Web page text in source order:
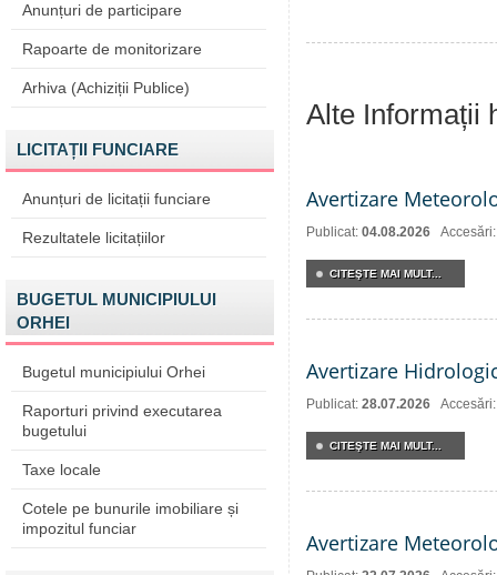
Anunțuri de participare
Rapoarte de monitorizare
Arhiva (Achiziții Publice)
LICITAȚII FUNCIARE
Anunțuri de licitații funciare
Rezultatele licitațiilor
BUGETUL MUNICIPIULUI
ORHEI
Bugetul municipiului Orhei
Raporturi privind executarea
bugetului
Taxe locale
Cotele pe bunurile imobiliare și
impozitul funciar
Alte Informații
Avertizare
Publicat: 04.08.2026
CITEŞTE MAI MULT...
Avertizare
Publicat: 28.07.2026
CITEŞTE MAI MULT...
Avertizare